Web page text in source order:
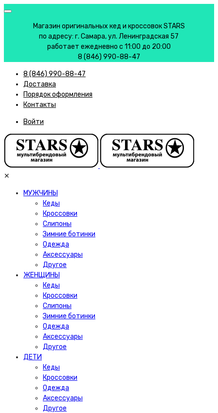
Магазин оригинальных кед и кроссовок STARS
по адресу: г. Самара, ул. Ленинградская 57
работает ежедневно с 11:00 до 20:00
8 (846) 990-88-47
8 (846) 990-88-47
Доставка
Порядок оформления
Контакты
Войти
✕
МУЖЧИНЫ
Кеды
Кроссовки
Слипоны
Зимние ботинки
Одежда
Аксессуары
Другое
ЖЕНЩИНЫ
Кеды
Кроссовки
Слипоны
Зимние ботинки
Одежда
Аксессуары
Другое
ДЕТИ
Кеды
Кроссовки
Одежда
Аксессуары
Другое